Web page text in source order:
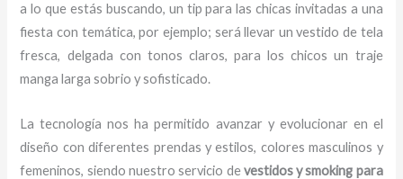
a lo que estás buscando, un tip para las chicas invitadas a una
fiesta con temática, por ejemplo; será llevar un vestido de tela
fresca, delgada con tonos claros, para los chicos un traje
manga larga sobrio y sofisticado.
La tecnología nos ha permitido avanzar y evolucionar en el
diseño con diferentes prendas y estilos, colores masculinos y
femeninos, siendo nuestro servicio devestidos y smoking para